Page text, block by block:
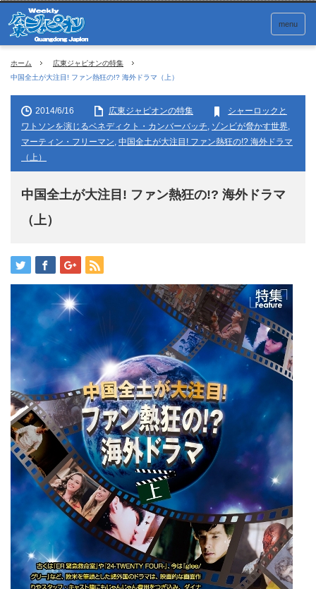
menu
ホーム
広東ジャピオンの特集
中国全土が大注目! ファン熱狂の!? 海外ドラマ（上）
2014/6/16 広東ジャピオンの特集
シャーロックと
ワトソンを演じるベネディクト・カンバーバッチ, ゾンビが脅かす世界,
マーティン・フリーマン, 中国全土が大注目! ファン熱狂の!? 海外ドラマ
（上）
中国全土が大注目! ファン熱狂の!? 海外ドラマ
（上）